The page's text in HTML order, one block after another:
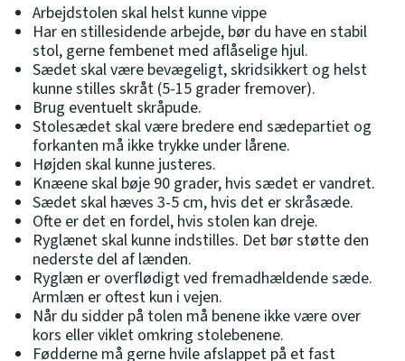
Arbejdstolen skal helst kunne vippe
Har en stillesidende arbejde, bør du have en stabil
stol, gerne fembenet med aflåselige hjul.
Sædet skal være bevægeligt, skridsikkert og helst
kunne stilles skråt (5-15 grader fremover).
Brug eventuelt skråpude.
Stolesædet skal være bredere end sædepartiet og
forkanten må ikke trykke under lårene.
Højden skal kunne justeres.
Knæene skal bøje 90 grader, hvis sædet er vandret.
Sædet skal hæves 3-5 cm, hvis det er skråsæde.
Ofte er det en fordel, hvis stolen kan dreje.
Ryglænet skal kunne indstilles. Det bør støtte den
nederste del af lænden.
Ryglæn er overflødigt ved fremadhældende sæde.
Armlæn er oftest kun i vejen.
Når du sidder på tolen må benene ikke være over
kors eller viklet omkring stolebenene.
Fødderne må gerne hvile afslappet på et fast